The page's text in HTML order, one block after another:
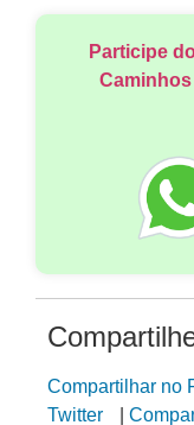
Participe
Compartilhar no
Twitter
|